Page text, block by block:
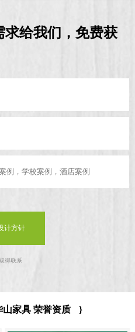
求给我们，免费获
计方针
得联系
家具 荣誉资质 }